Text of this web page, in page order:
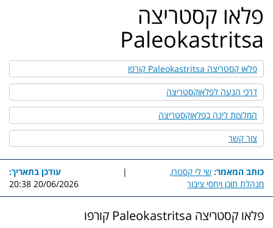
פלאו קסטריצה
Paleokastritsa
פלאו קסטריצה Paleokastritsa קורפו
דרכי הגעה לפלאוקסטריצה
המלצות לינה בפלאוקסטריצה
צור קשר
כותב המאמר: שי לי קסטרו,
מנהלת תוכן ויחסי ציבור
|
עודכן בתאריך:
20/06/2026 20:38
פלאו קסטריצה Paleokastritsa קורפו